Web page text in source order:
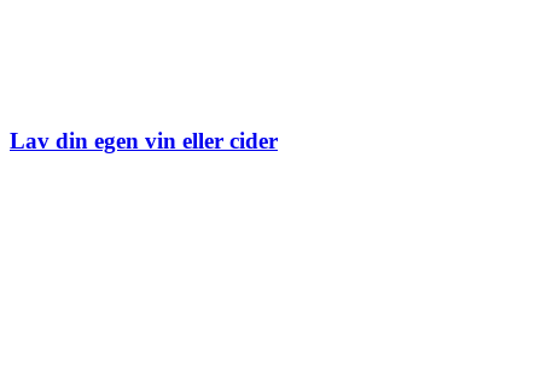
Lav din egen vin eller cider